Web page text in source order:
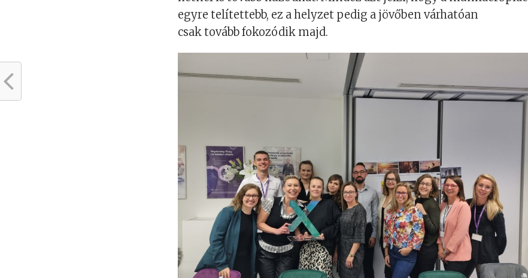
egyre telítettebb, ez a helyzet pedig a jövőben várhatóan
csaktovább fokozódik majd.